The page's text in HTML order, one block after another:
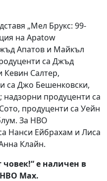
„Мел Брукс: 99-
на Apatow
Апатов и Майкъл
са Джъд
Салтер,
са Джо Бешенковски,
продуценти са
продуценти са Уейн
За HBO
Нанси Ейбрахам и Лиса
Клайн.
е наличен в
Max.